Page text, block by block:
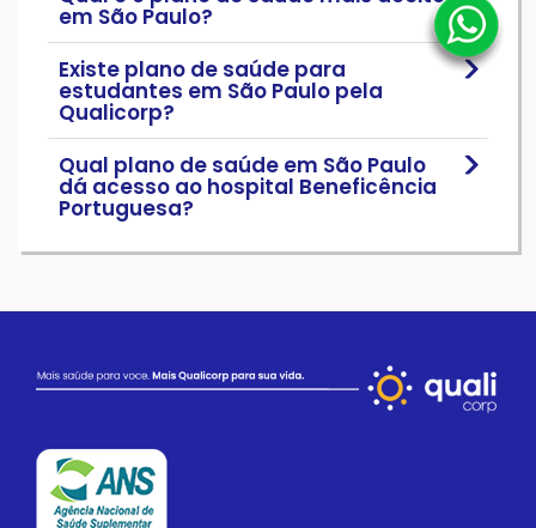
em São Paulo?
Existe plano de saúde para
estudantes em São Paulo pela
Qualicorp?
Qual plano de saúde em São Paulo
dá acesso ao hospital Beneficência
Portuguesa?